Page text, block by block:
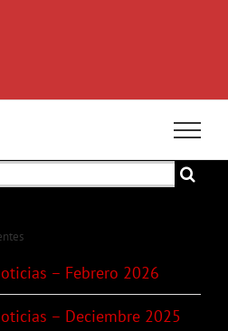
– Febrero 2026
– Deciembre 2025